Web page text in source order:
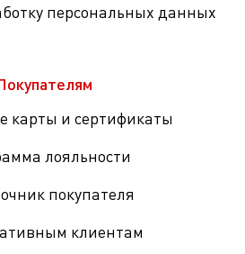
персональных данных
карты и сертификаты
лояльности
покупателя
клиентам